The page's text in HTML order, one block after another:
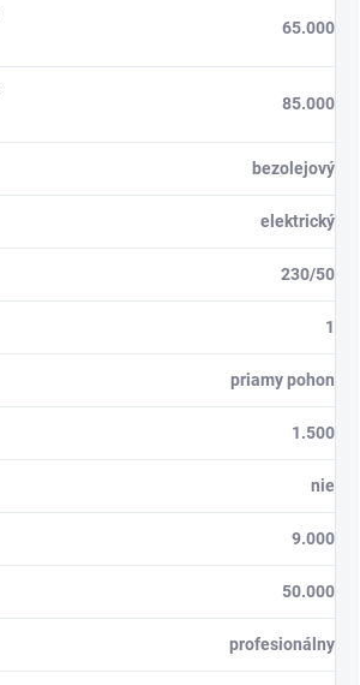
65.000
85.000
bezolejový
elektrický
230/50
1
priamy pohon
1.500
nie
9.000
50.000
profesionálny